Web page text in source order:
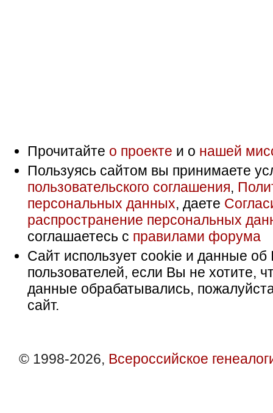
Прочитайте о проекте и о нашей
Пользуясь сайтом вы принимаете
пользовательского соглашения,
персональных данных, даете
распространение персональных
соглашаетесь с правилами форума
Сайт использует cookie и данные об
пользователей, если Вы не хотите,
данные обрабатывались,
сайт.
© 1998-2026, Всероссийское